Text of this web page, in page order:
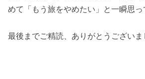
めて「もう旅をやめたい」と一瞬思っ
最後までご精読、ありがとうございま